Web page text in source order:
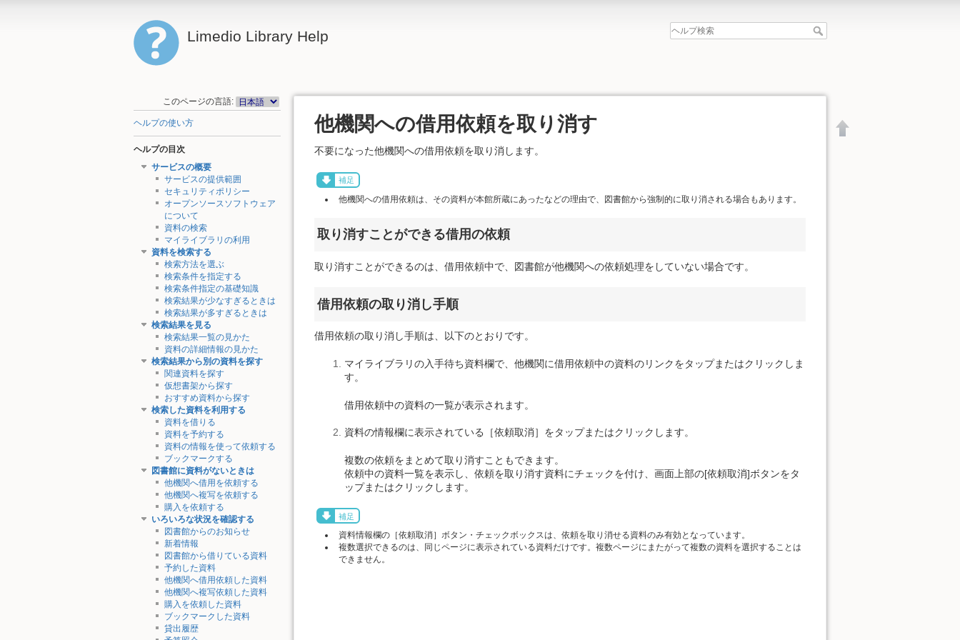
Limedio Library Help
このページの言語:
ヘルプの使い方
ヘルプの目次
サービスの概要
サービスの提供範囲
セキュリティポリシー
オープンソースソフトウェア
について
資料の検索
マイライブラリの利用
資料を検索する
検索方法を選ぶ
検索条件を指定する
検索条件指定の基礎知識
検索結果が少なすぎるときは
検索結果が多すぎるときは
検索結果を見る
検索結果一覧の見かた
資料の詳細情報の見かた
検索結果から別の資料を探す
関連資料を探す
仮想書架から探す
おすすめ資料から探す
検索した資料を利用する
資料を借りる
資料を予約する
資料の情報を使って依頼する
ブックマークする
図書館に資料がないときは
他機関へ借用を依頼する
他機関へ複写を依頼する
購入を依頼する
いろいろな状況を確認する
図書館からのお知らせ
新着情報
図書館から借りている資料
予約した資料
他機関へ借用依頼した資料
他機関へ複写依頼した資料
購入を依頼した資料
ブックマークした資料
貸出履歴
他機関への借用依頼を取り消す
不要になった他機関への借用依頼を取り消します。
補足
他機関への借用依頼は、その資料が本館所蔵にあったなどの理由で、図書館から強制的に取り消される場合もあります。
取り消すことができる借用の依頼
取り消すことができるのは、借用依頼中で、図書館が他機関への依頼処理をしていない場合です。
借用依頼の取り消し手順
借用依頼の取り消し手順は、以下のとおりです。
マイライブラリの入手待ち資料欄で、他機関に借用依頼中の資料のリンクをタップまたはクリックしま
す。
借用依頼中の資料の一覧が表示されます。
資料の情報欄に表示されている［依頼取消］をタップまたはクリックします。
複数の依頼をまとめて取り消すこともできます。
依頼中の資料一覧を表示し、依頼を取り消す資料にチェックを付け、画面上部の[依頼取消]ボタンをタ
ップまたはクリックします。
補足
資料情報欄の［依頼取消］ボタン・チェックボックスは、依頼を取り消せる資料のみ有効となっています。
複数選択できるのは、同じページに表示されている資料だけです。複数ページにまたがって複数の資料を選択することは
できません。